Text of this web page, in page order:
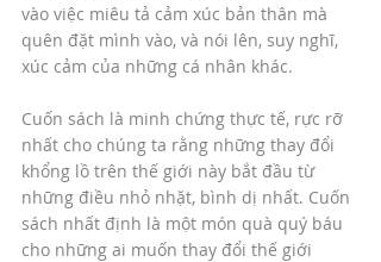
vào việc miêu tả cảm xúc bản thân mà
quên đặt mình vào, và nói lên, suy nghĩ,
xúc cảm của những cá nhân khác.
Cuốn sách là minh chứng thực tế, rực rỡ
nhất cho chúng ta rằng những thay đổi
khổng lồ trên thế giới này bắt đầu từ
những điều nhỏ nhặt, bình dị nhất. Cuốn
sách nhất định là một món quà quý báu
cho những ai muốn thay đổi thế giới